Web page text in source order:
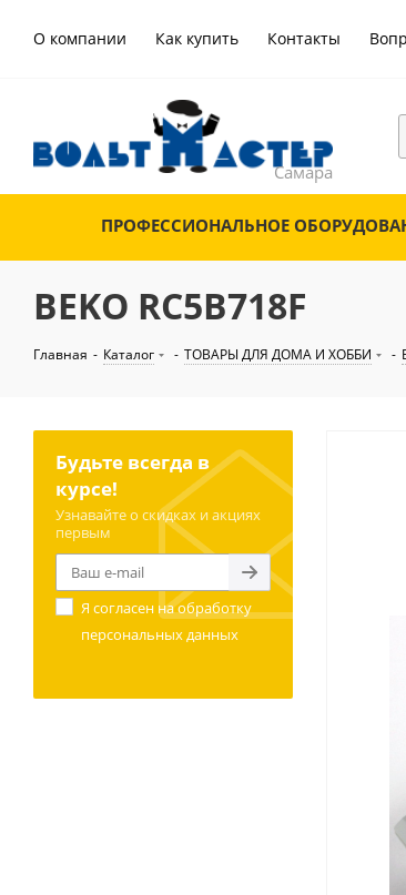
О компании Как купить Контакты
ПРОФЕССИОНАЛЬНОЕ
BEKO RC5B718F
Главная - Каталог - ТОВАРЫ ДЛЯ ДОМА И ХОББИ -
Будьте всегда в
курсе!
Узнавайте о скидках и акциях
первым
Я согласен наобработку
персональных данных